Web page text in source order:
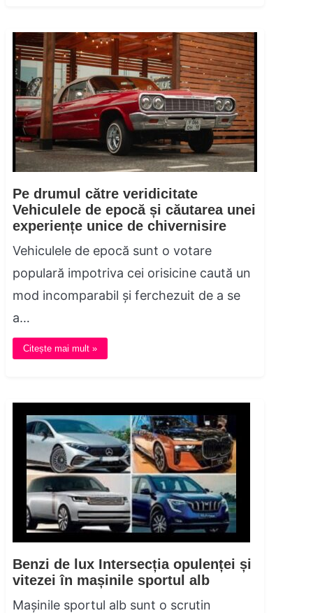
Pe drumul către veridicitate
Vehiculele de epocă și căutarea unei
experiențe unice de chivernisire
Vehiculele de epocă sunt o votare
populară impotriva cei orisicine caută un
mod incomparabil și ferchezuit de a se
a…
Citește mai mult »
Benzi de lux Intersecția opulenței și
vitezei în mașinile sportul alb
Mașinile sportul alb sunt o scrutin